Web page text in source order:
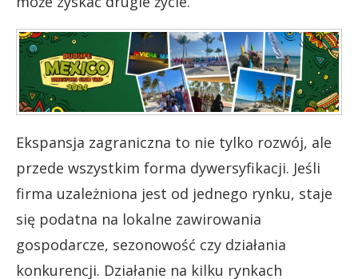
Ekspansja zagraniczna to nie tylko rozwój, ale
przede wszystkim forma dywersyfikacji. Jeśli
firma uzależniona jest od jednego rynku, staje
się podatna na lokalne zawirowania
gospodarcze, sezonowość czy działania
konkurencji. Działanie na kilku rynkach